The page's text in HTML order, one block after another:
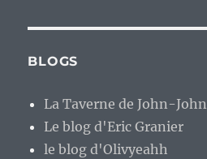
BLOGS
La Taverne de John-John
Le blog d'Eric Granier
le blog d'Olivyeahh